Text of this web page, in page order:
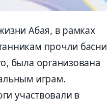
Абая, в рамках
прочли басни
была организована
играм.
участвовали в